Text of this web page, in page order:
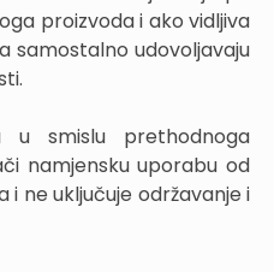
proizvoda i ako vidljiva
samostalno udovoljavaju
u smislu prethodnoga
namjensku uporabu od
ne uključuje održavanje i